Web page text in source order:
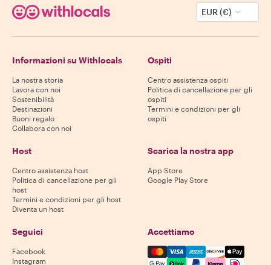
EUR (€)
Informazioni su Withlocals
La nostra storia
Lavora con noi
Sostenibilità
Destinazioni
Buoni regalo
Collabora con noi
Ospiti
Centro assistenza ospiti
Politica di cancellazione per gli
ospiti
Termini e condizioni per gli
ospiti
Host
Centro assistenza host
Politica di cancellazione per gli
host
Termini e condizioni per gli host
Diventa un host
Scarica la nostra app
App Store
Google Play Store
Seguici
Facebook
Instagram
Accettiamo
Mastercard, Visa, Amex,